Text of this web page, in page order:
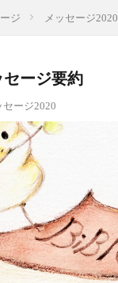
ジ メッセージ2020
ージ要約
セージ2020